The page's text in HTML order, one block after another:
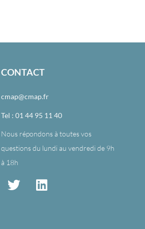
CONTACT
cmap@cmap.fr
Tel : 01 44 95 11 40
Nous répondons à toutes vos
questions du lundi au vendredi de 9h
à 18h